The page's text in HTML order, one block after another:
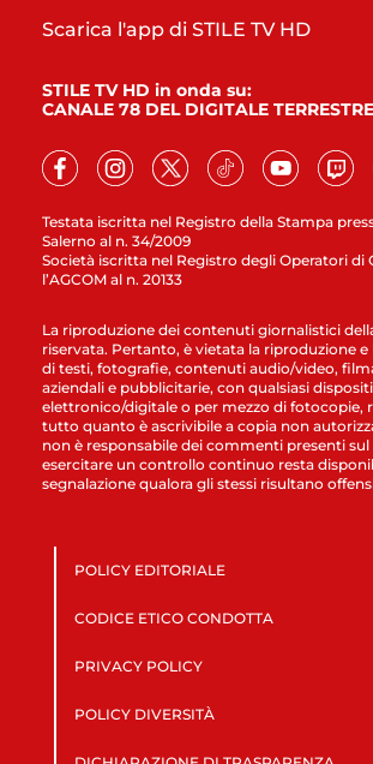
Testata iscritta nel Registro della Stampa
Salerno al n. 34/2009
Società iscritta nel Registro degli Operatori di
l’AGCOM al n. 20133
Scarica l'app di STILE TV HD
STILE TV HD in onda su:
CANALE 78 DEL DIGITALE TERRESTRE
La riproduzione dei contenuti giornalistici
riservata. Pertanto, è vietata la riproduzione e
di testi, fotografie, contenuti audio/video,
aziendali e pubblicitarie, con qualsiasi
elettronico/digitale o per mezzo di fotocopie,
tutto quanto è ascrivibile a copia non
non è responsabile dei commenti presenti
esercitare un controllo continuo resta
segnalazione qualora gli stessi risultano
POLICY EDITORIALE
CODICE ETICO CONDOTTA
PRIVACY POLICY
POLICY DIVERSITÀ